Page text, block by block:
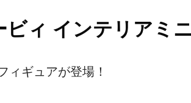
ビィ インテリアミ
ィギュアが登場！